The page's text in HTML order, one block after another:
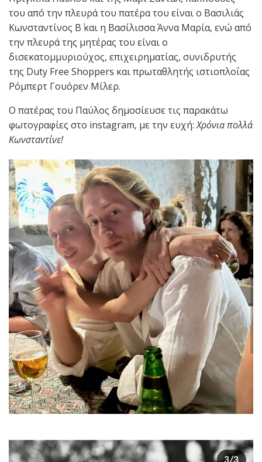
του από την πλευρά του πατέρα του είναι ο Βασιλιάς
Κωνσταντίνος Β΄ και η Βασίλισσα Άννα Μαρία, ενώ από
την πλευρά της μητέρας του είναι ο
δισεκατομμυριούχος, επιχειρηματίας, συνιδρυτής
της Duty Free Shoppers και πρωταθλητής ιστιοπλοΐας
Ρόμπερτ Γουόρεν Μίλερ.
Ο πατέρας του Παύλος δημοσίευσε τις παρακάτω
φωτογραφίες στο instagram, με την ευχή:Χρόνια πολλά
Κωνσταντίνε!